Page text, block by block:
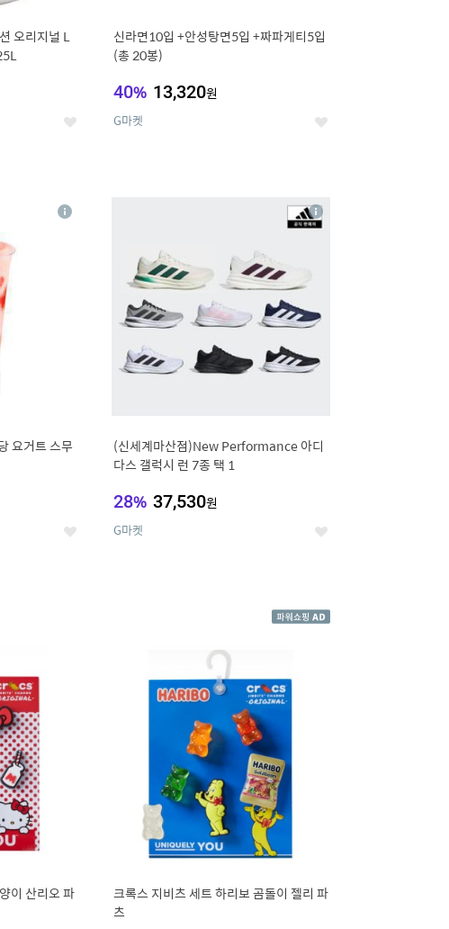
오리지널 L
좋
신라면10입 +안성탕면5입 +짜파게티5입
(총 20봉)
40% 13,320원
G마켓 좋
요거트 스무
좋
상
(신세계마산점)New Performance 아디
다스 갤럭시 런 7종 택 1
28% 37,530원
G마켓 좋
상
세
이 산리오 파
크록스 지비츠 세트 하리보 곰돌이 젤리 파
츠